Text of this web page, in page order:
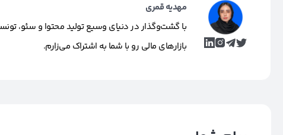
مهدیه قمری
با گشت‌وگذار در دنیای وسیع تولید محتوا و سئو،
بازارهای مالی رو با شما به اشتراک می‌زارم.